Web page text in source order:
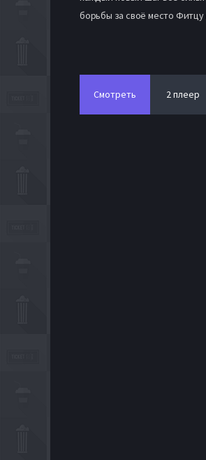
борьбы за своё место Фитцу
Смотреть 2 плеер